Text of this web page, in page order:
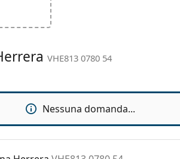
VHE813 0780 54
Nessuna domanda...